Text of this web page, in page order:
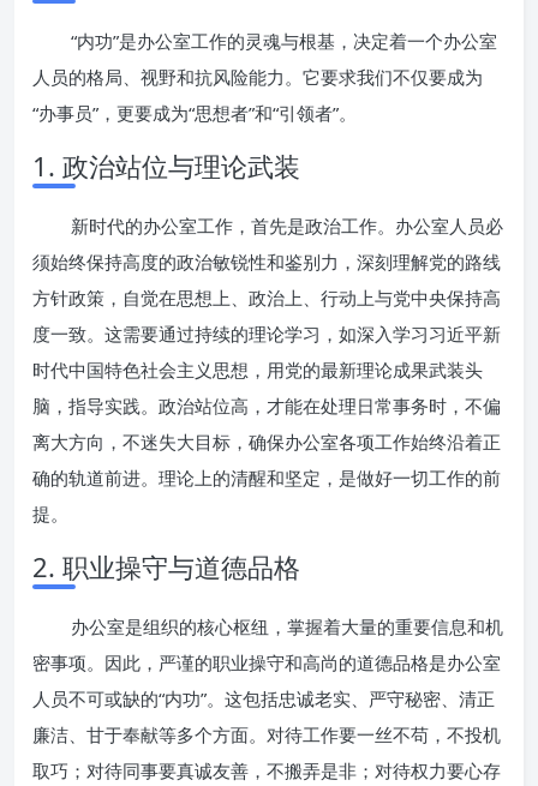
“内功”是办公室工作的灵魂与根基，决定着一个办公室
人员的格局、视野和抗风险能力。它要求我们不仅要成为
“办事员”，更要成为“思想者”和“引领者”。
1. 政治站位与理论武装
新时代的办公室工作，首先是政治工作。办公室人员必
须始终保持高度的政治敏锐性和鉴别力，深刻理解党的路线
方针政策，自觉在思想上、政治上、行动上与党中央保持高
度一致。这需要通过持续的理论学习，如深入学习习近平新
时代中国特色社会主义思想，用党的最新理论成果武装头
脑，指导实践。政治站位高，才能在处理日常事务时，不偏
离大方向，不迷失大目标，确保办公室各项工作始终沿着正
确的轨道前进。理论上的清醒和坚定，是做好一切工作的前
提。
2. 职业操守与道德品格
办公室是组织的核心枢纽，掌握着大量的重要信息和机
密事项。因此，严谨的职业操守和高尚的道德品格是办公室
人员不可或缺的“内功”。这包括忠诚老实、严守秘密、清正
廉洁、甘于奉献等多个方面。对待工作要一丝不苟，不投机
取巧；对待同事要真诚友善，不搬弄是非；对待权力要心存